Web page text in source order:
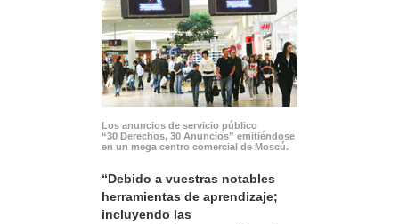
Los anuncios de servicio público
“30 Derechos, 30 Anuncios” emitiéndose
en un mega centro comercial de Moscú.
“Debido a vuestras notables
herramientas de aprendizaje;
incluyendo las